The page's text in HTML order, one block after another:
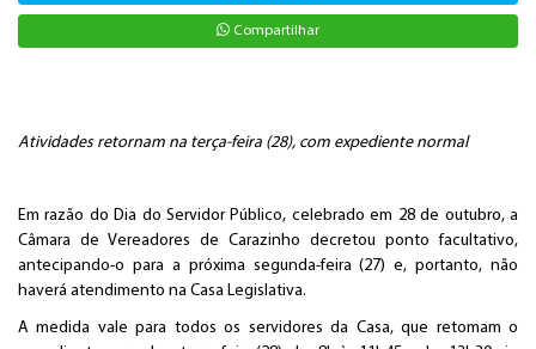
Compartilhar
Atividades retornam na terça-feira (28), com expediente normal
Em razão do Dia do Servidor Público, celebrado em 28 de outubro, a
Câmara de Vereadores de Carazinho decretou ponto facultativo,
antecipando-o para a próxima segunda-feira (27) e, portanto, não
haverá atendimento na Casa Legislativa.
A medida vale para todos os servidores da Casa, que retomam o